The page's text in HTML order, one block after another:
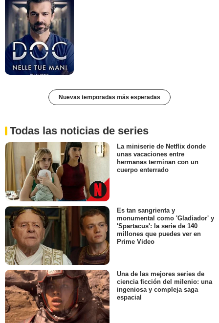
Nuevas temporadas más esperadas
Todas las noticias de series
La miniserie de Netflix donde
unas vacaciones entre
hermanas terminan con un
cuerpo enterrado
Es tan sangrienta y
monumental como 'Gladiador' y
'Spartacus': la serie de 140
millones que puedes ver en
Prime Video
Una de las mejores series de
ciencia ficción del milenio: una
ingeniosa y compleja saga
espacial